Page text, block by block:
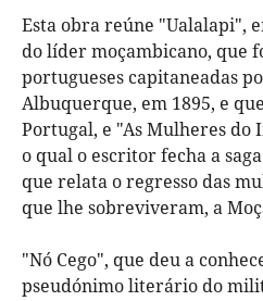
Esta obra reúne "Ualalapi",
do líder moçambicano, que
portugueses capitaneadas
Albuquerque, em 1895, e
Portugal, e "As Mulheres
o qual o escritor fecha a
que relata o regresso das
que lhe sobreviveram, a
"Nó Cego", que deu a
pseudónimo literário do